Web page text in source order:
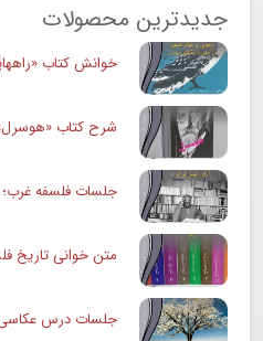
جدیدترین محصولات
خوانش کتاب
شرح کتاب
جلسات فلسفه
متن خوانی تاریخ
جلسات درس عکاسی